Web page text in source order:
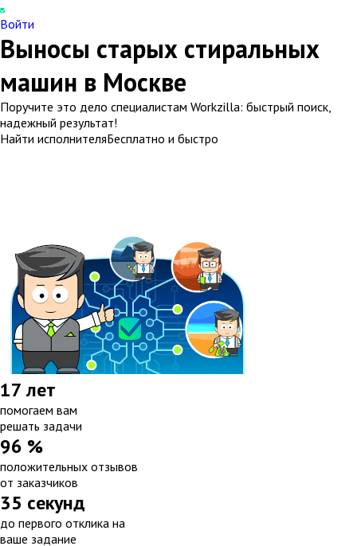
Войти
Выносы старых стиральных
машин в Москве
Поручите это дело специалистам Workzilla: быстрый поиск,
надежный результат!
Найти исполнителяБесплатно и быстро
17 лет
помогаем вам
решать задачи
96 %
положительных отзывов
от заказчиков
35 секунд
до первого отклика на
ваше задание